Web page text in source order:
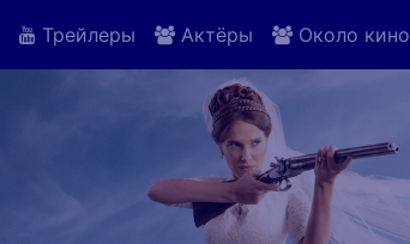
Трейлеры Актёры Около кино